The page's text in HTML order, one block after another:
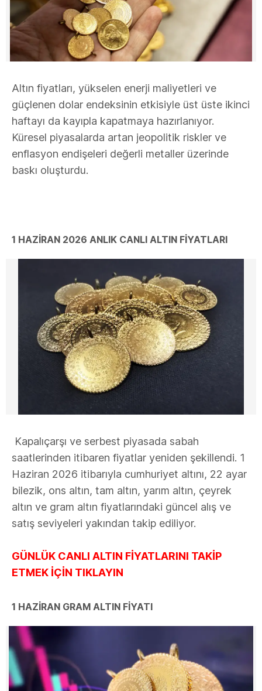
Altın fiyatları, yükselen enerji maliyetleri ve
güçlenen dolar endeksinin etkisiyle üst üste ikinci
haftayı da kayıpla kapatmaya hazırlanıyor.
Küresel piyasalarda artan jeopolitik riskler ve
enflasyon endişeleri değerli metaller üzerinde
baskı oluşturdu.
1 HAZİRAN 2026 ANLIK CANLI ALTIN FİYATLARI
Kapalıçarşı ve serbest piyasada sabah
saatlerinden itibaren fiyatlar yeniden şekillendi. 1
Haziran 2026 itibarıyla cumhuriyet altını, 22 ayar
bilezik, ons altın, tam altın, yarım altın, çeyrek
altın ve gram altın fiyatlarındaki güncel alış ve
satış seviyeleri yakından takip ediliyor.
GÜNLÜK CANLI ALTIN FİYATLARINI TAKİP
ETMEK İÇİN TIKLAYIN
1 HAZİRAN GRAM ALTIN FİYATI